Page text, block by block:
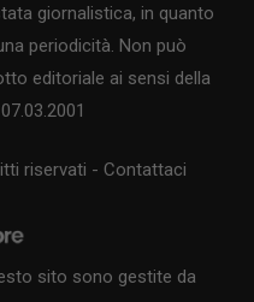
giornalistica, in quanto
periodicità. Non può
editoriale ai sensi della
riservati - Contattaci
sito sono gestite da